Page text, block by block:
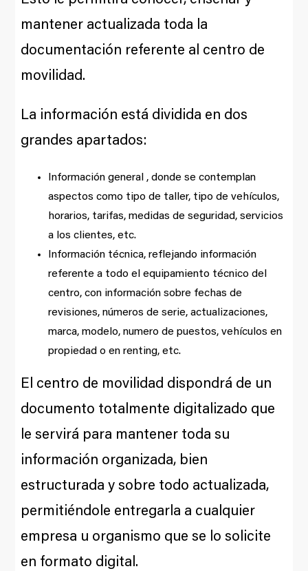
mantener actualizada toda la
documentación referente al centro de
movilidad.
La información está dividida en dos
grandes apartados:
Información general , donde se contemplan
aspectos como tipo de taller, tipo de vehículos,
horarios, tarifas, medidas de seguridad, servicios
a los clientes, etc.
Información técnica, reflejando información
referente a todo el equipamiento técnico del
centro, con información sobre fechas de
revisiones, números de serie, actualizaciones,
marca, modelo, numero de puestos, vehículos en
propiedad o en renting, etc.
El centro de movilidad dispondrá de un
documento totalmente digitalizado que
le servirá para mantener toda su
información organizada, bien
estructurada y sobre todo actualizada,
permitiéndole entregarla a cualquier
empresa u organismo que se lo solicite
en formato digital.